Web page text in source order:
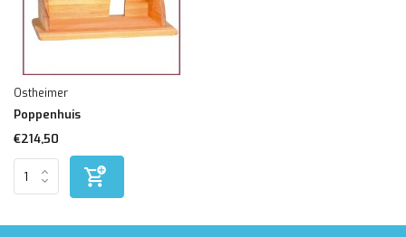
Ostheimer
Poppenhuis
€214,50